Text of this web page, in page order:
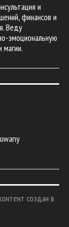
и
финансов и
Веду
эмоциональную
создан в